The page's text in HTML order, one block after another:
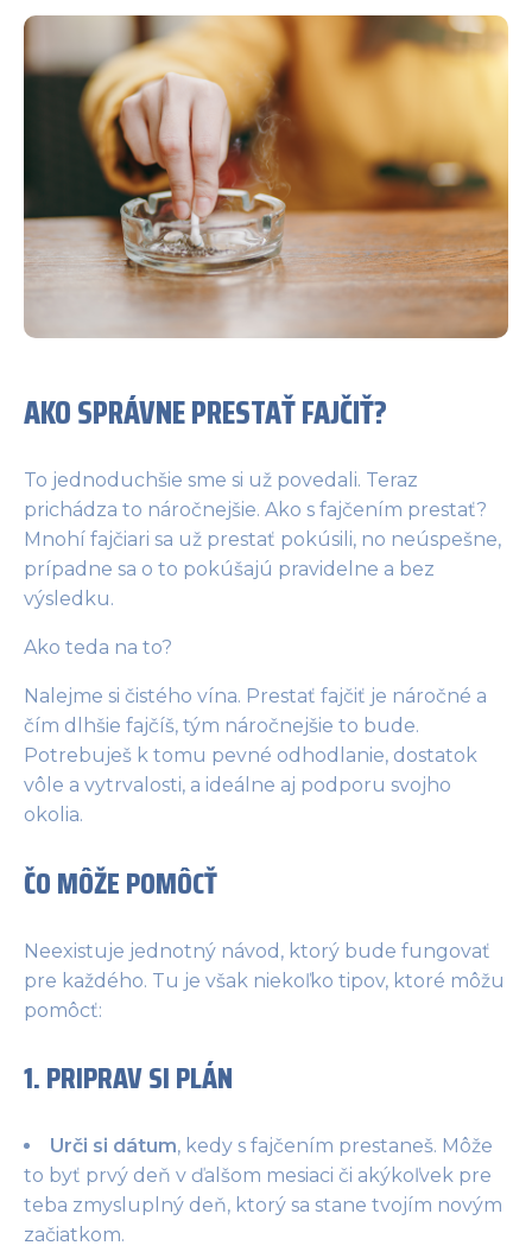
AKO SPRÁVNE PRESTAŤ FAJČIŤ?
To jednoduchšie sme si už povedali. Teraz
prichádza to náročnejšie. Ako s fajčením prestať?
Mnohí fajčiari sa už prestať pokúsili, no neúspešne,
prípadne sa o to pokúšajú pravidelne a bez
výsledku.
Ako teda na to?
Nalejme si čistého vína. Prestať fajčiť je náročné a
čím dlhšie fajčíš, tým náročnejšie to bude.
Potrebuješ k tomu pevné odhodlanie, dostatok
vôle a vytrvalosti, a ideálne aj podporu svojho
okolia.
ČO MÔŽE POMÔCŤ
Neexistuje jednotný návod, ktorý bude fungovať
pre každého. Tu je však niekoľko tipov, ktoré môžu
pomôcť:
1. PRIPRAV SI PLÁN
Urči si dátum, kedy s fajčením prestaneš. Môže
to byť prvý deň v ďalšom mesiaci či akýkoľvek pre
teba zmysluplný deň, ktorý sa stane tvojím novým
začiatkom.